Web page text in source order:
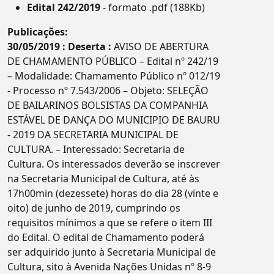
Edital 242/2019- formato .pdf (188Kb)
Publicações:
30/05/2019 : Deserta : AVISO DE ABERTURA
DE CHAMAMENTO PÚBLICO – Edital nº 242/19
– Modalidade: Chamamento Público nº 012/19
- Processo nº 7.543/2006 – Objeto: SELEÇÃO
DE BAILARINOS BOLSISTAS DA COMPANHIA
ESTÁVEL DE DANÇA DO MUNICIPIO DE BAURU
- 2019 DA SECRETARIA MUNICIPAL DE
CULTURA. – Interessado: Secretaria de
Cultura. Os interessados deverão se inscrever
na Secretaria Municipal de Cultura, até às
17h00min (dezessete) horas do dia 28 (vinte e
oito) de junho de 2019, cumprindo os
requisitos mínimos a que se refere o item III
do Edital. O edital de Chamamento poderá
ser adquirido junto à Secretaria Municipal de
Cultura, sito à Avenida Nações Unidas nº 8-9